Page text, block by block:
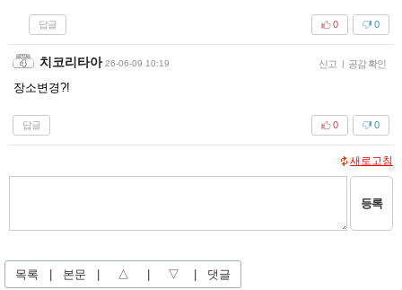
답글 0
0
치코리타아 26-06-09 10:19 신고 | 공감 확인
장소변경?!
답글 0
0
새로고침
등록
목록 | 본문 | △ | ▽ | 댓글